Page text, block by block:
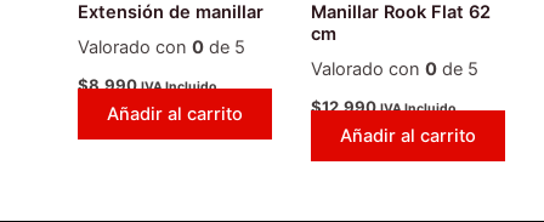
Extensión de manillar
Valorado con 0de 5
$8.990 IVA Incluido
Añadir al carrito
Manillar Rook Flat 62
cm
Valorado con 0de 5
$12.990 IVA Incluido
Añadir al carrito